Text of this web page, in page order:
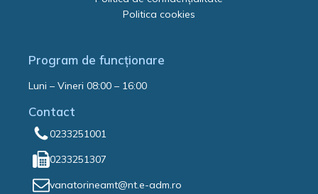
Politica cookies
Program de funcționare
Luni – Vineri 08:00 – 16:00
Contact
0233251001
0233251307
vanatorineamt@nt.e-adm.ro